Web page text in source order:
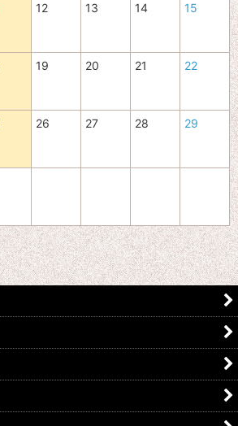
12 13 14 15
19 20 21 22
26 27 28 29